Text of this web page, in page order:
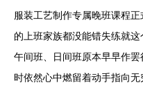
服装工艺制作专属晚班课程
的上班家族都没能错失练就
午间班、日间班原本早早作
时依然心中燃留着动手指向